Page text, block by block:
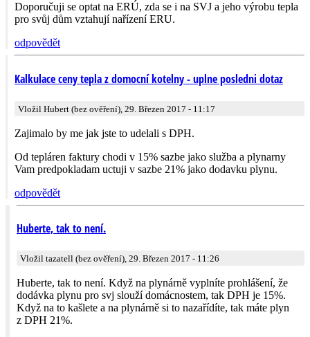
Doporučuji se optat na ERÚ, zda se i na SVJ a jeho výrobu tepla
pro svůj dům vztahují nařízení ERU.
odpovědět
Kalkulace ceny tepla z domocní kotelny - uplne posledni dotaz
Vložil Hubert (bez ověření), 29. Březen 2017 - 11:17
Zajimalo by me jak jste to udelali s DPH.
Od tepláren faktury chodi v 15% sazbe jako služba a plynarny
Vam predpokladam uctuji v sazbe 21% jako dodavku plynu.
odpovědět
Huberte, tak to není.
Vložil tazatell (bez ověření), 29. Březen 2017 - 11:26
Huberte, tak to není. Když na plynárně vyplníte prohlášení, že
dodávka plynu pro svj slouží domácnostem, tak DPH je 15%.
Když na to kašlete a na plynárně si to nazařídíte, tak máte plyn
z DPH 21%.